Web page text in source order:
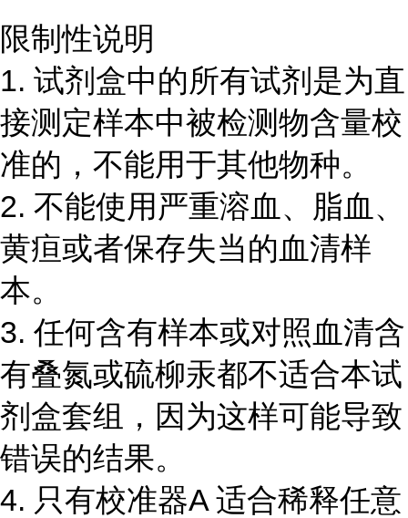
限制性说明
1. 试剂盒中的所有试剂是为直
接测定样本中被检测物含量校
准的，不能用于其他物种。
2. 不能使用严重溶血、脂血、
黄疸或者保存失当的血清样
本。
3. 任何含有样本或对照血清含
有叠氮或硫柳汞都不适合本试
剂盒套组，因为这样可能导致
错误的结果。
4. 只有校准器A 适合稀释任意